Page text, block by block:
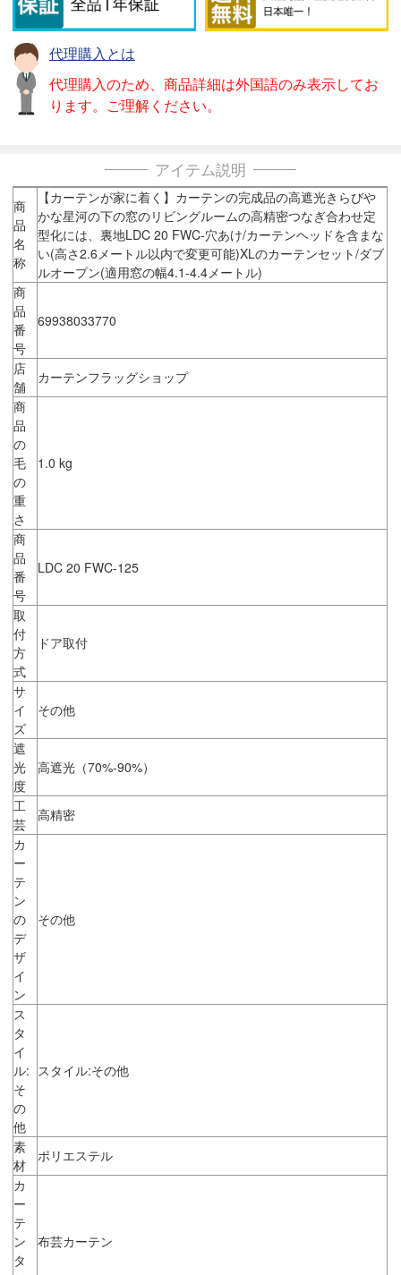
代理購入とは
代理購入のため、商品詳細は外国語のみ表示してお
ります。ご理解ください。
アイテム説明
商
品
名
称
【カーテンが家に着く】カーテンの完成品の高遮光きらびや
かな星河の下の窓のリビングルームの高精密つなぎ合わせ定
型化には、裏地LDC 20 FWC-穴あけ/カーテンヘッドを含まな
い(高さ2.6メートル以内で変更可能)XLのカーテンセット/ダブ
ルオープン(適用窓の幅4.1-4.4メートル)
商
品
番
号
69938033770
店
舗
カーテンフラッグショップ
商
品
の
毛
の
重
さ
1.0 kg
商
品
番
号
LDC 20 FWC-125
取
付
方
式
ドア取付
サ
イ
ズ
その他
遮
光
度
高遮光（70%-90%）
工
芸
高精密
カ
ー
テ
ン
の
デ
ザ
イ
ン
その他
ス
タ
イ
ル:
そ
の
他
スタイル:その他
素
材
ポリエステル
カ
ー
テ
ン
タ
布芸カーテン